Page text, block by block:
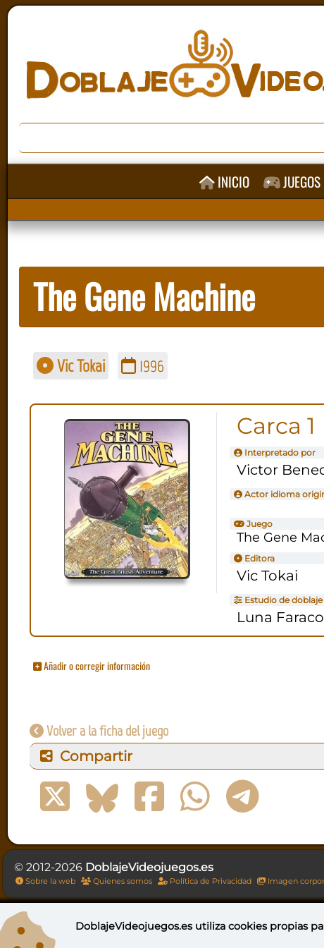
INICIO JUEGOS
The Gene Machine
Vic Tokai 1996
Carca 1
Interpretado por
Victor
Actor idioma
Juego
The Gene
Editora
Vic Tokai
Estudio de doblaje
Luna Faraco
Añadir o corregir información
Volver a la ficha del juego
Compartir
© 2012-2026 DoblajeVideojuegos.es
Sobre la web Quienes somos Política de Privacidad Imagen
DoblajeVideojuegos.es utilizacookies propias